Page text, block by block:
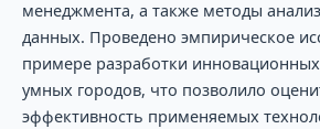
менеджмента, а также методы
данных. Проведено эмпирическое
примере разработки
умных городов, что позволило
эффективность применяемых